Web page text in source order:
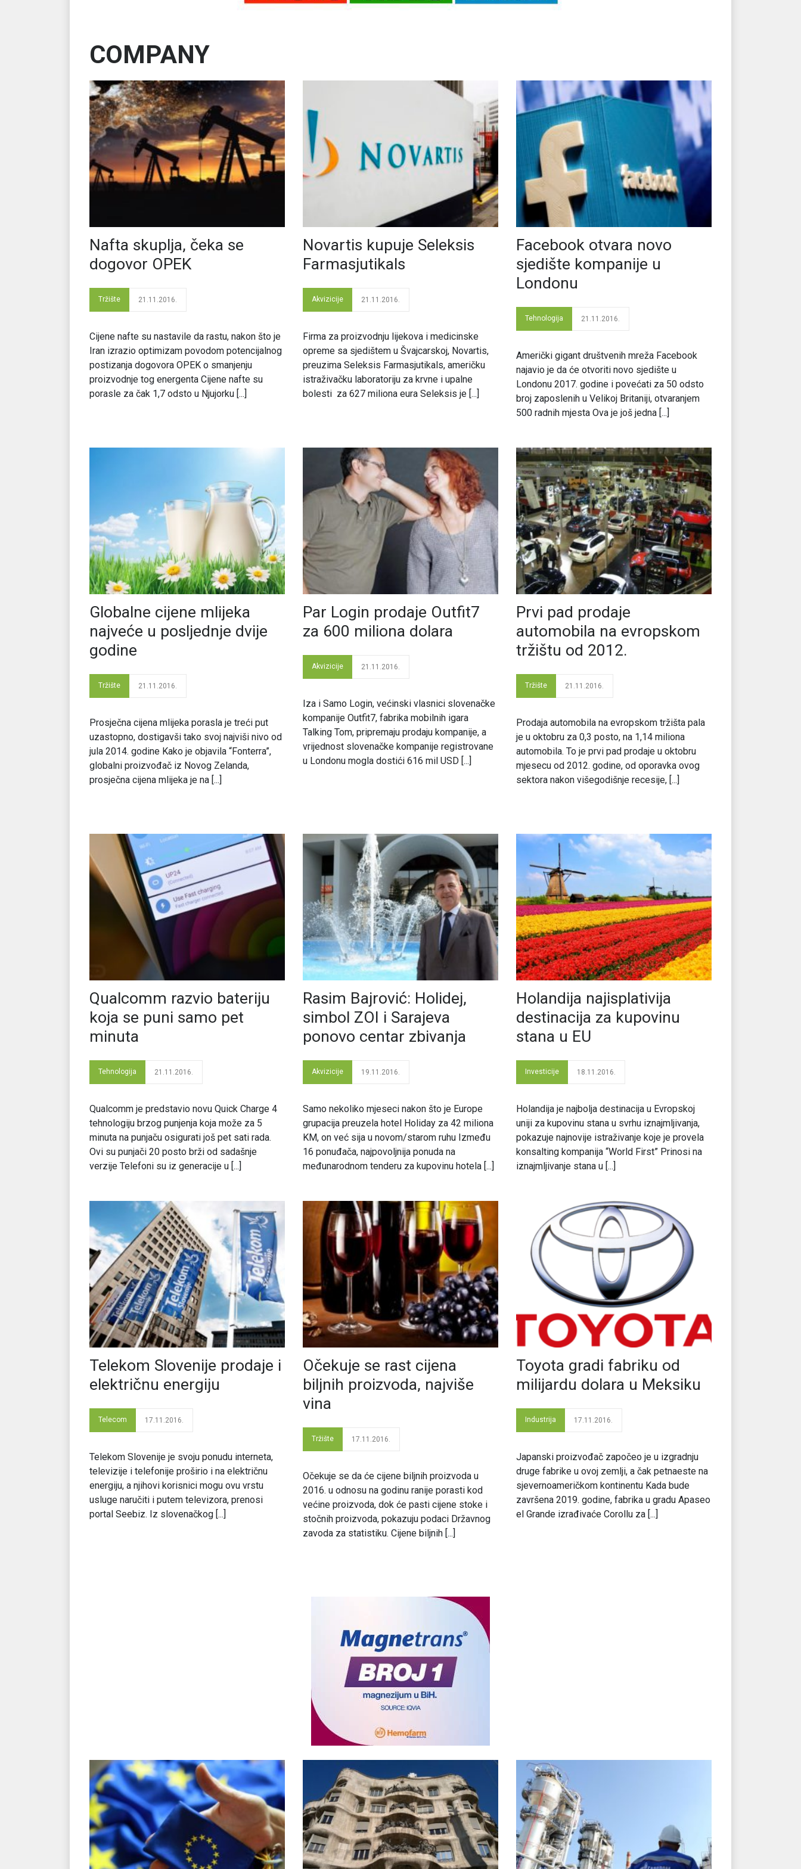
COMPANY
Nafta skuplja, čeka se
dogovor OPEK
Tržište 21.11.2016.
Cijene nafte su nastavile da rastu, nakon što je
Iran izrazio optimizam povodom potencijalnog
postizanja dogovora OPEK o smanjenju
proizvodnje tog energenta Cijene nafte su
porasle za čak 1,7 odsto u Njujorku [...]
Novartis kupuje Seleksis
Farmasjutikals
Akvizicije 21.11.2016.
Firma za proizvodnju lijekova i medicinske
opreme sa sjedištem u Švajcarskoj, Novartis,
preuzima Seleksis Farmasjutikals, američku
istraživačku laboratoriju za krvne i upalne
bolesti za 627 miliona eura Seleksis je [...]
Facebook otvara novo
sjedište kompanije u
Londonu
Tehnologija 21.11.2016.
Američki gigant društvenih mreža Facebook
najavio je da će otvoriti novo sjedište u
Londonu 2017. godine i povećati za 50 odsto
broj zaposlenih u Velikoj Britaniji, otvaranjem
500 radnih mjesta Ova je još jedna [...]
Globalne cijene mlijeka
najveće u posljednje dvije
godine
Tržište 21.11.2016.
Prosječna cijena mlijeka porasla je treći put
uzastopno, dostigavši tako svoj najviši nivo od
jula 2014. godine Kako je objavila “Fonterra”,
globalni proizvođač iz Novog Zelanda,
prosječna cijena mlijeka je na [...]
Par Login prodaje Outfit7
za 600 miliona dolara
Akvizicije 21.11.2016.
Iza i Samo Login, većinski vlasnici slovenačke
kompanije Outfit7, fabrika mobilnih igara
Talking Tom, pripremaju prodaju kompanije, a
vrijednost slovenačke kompanije registrovane
u Londonu mogla dostići 616 mil USD [...]
Prvi pad prodaje
automobila na evropskom
tržištu od 2012.
Tržište 21.11.2016.
Prodaja automobila na evropskom tržišta pala
je u oktobru za 0,3 posto, na 1,14 miliona
automobila. To je prvi pad prodaje u oktobru
mjesecu od 2012. godine, od oporavka ovog
sektora nakon višegodišnje recesije, [...]
Qualcomm razvio bateriju
koja se puni samo pet
minuta
Tehnologija 21.11.2016.
Qualcomm je predstavio novu Quick Charge 4
tehnologiju brzog punjenja koja može za 5
minuta na punjaču osigurati još pet sati rada.
Ovi su punjači 20 posto brži od sadašnje
verzije Telefoni su iz generacije u [...]
Rasim Bajrović: Holidej,
simbol ZOI i Sarajeva
ponovo centar zbivanja
Akvizicije 19.11.2016.
Samo nekoliko mjeseci nakon što je Europe
grupacija preuzela hotel Holiday za 42 miliona
KM, on već sija u novom/starom ruhu Između
16 ponuđača, najpovoljnija ponuda na
međunarodnom tenderu za kupovinu hotela [...]
Holandija najisplativija
destinacija za kupovinu
stana u EU
Investicije 18.11.2016.
Holandija je najbolja destinacija u Evropskoj
uniji za kupovinu stana u svrhu iznajmljivanja,
pokazuje najnovije istraživanje koje je provela
konsalting kompanija “World First” Prinosi na
iznajmljivanje stana u [...]
Telekom Slovenije prodaje i
električnu energiju
Telecom 17.11.2016.
Telekom Slovenije je svoju ponudu interneta,
televizije i telefonije proširio i na električnu
energiju, a njihovi korisnici mogu ovu vrstu
usluge naručiti i putem televizora, prenosi
portal Seebiz. Iz slovenačkog [...]
Očekuje se rast cijena
biljnih proizvoda, najviše
vina
Tržište 17.11.2016.
Očekuje se da će cijene biljnih proizvoda u
2016. u odnosu na godinu ranije porasti kod
većine proizvoda, dok će pasti cijene stoke i
stočnih proizvoda, pokazuju podaci Državnog
zavoda za statistiku. Cijene biljnih [...]
Toyota gradi fabriku od
milijardu dolara u Meksiku
Industrija 17.11.2016.
Japanski proizvođač započeo je u izgradnju
druge fabrike u ovoj zemlji, a čak petnaeste na
sjevernoameričkom kontinentu Kada bude
završena 2019. godine, fabrika u gradu Apaseo
el Grande izrađivaće Corollu za [...]